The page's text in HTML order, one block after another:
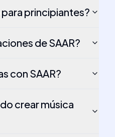
para principiantes?
de SAAR?
con SAAR?
crear música